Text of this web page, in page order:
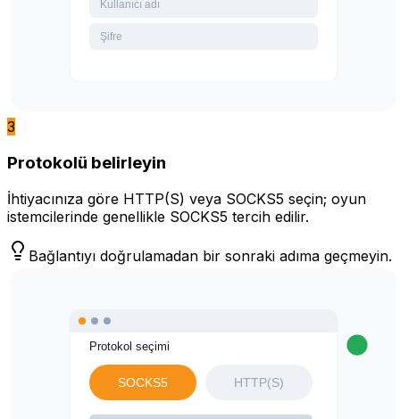
3
Protokolü belirleyin
İhtiyacınıza göre HTTP(S) veya SOCKS5 seçin; oyun
istemcilerinde genellikle SOCKS5 tercih edilir.
Bağlantıyı doğrulamadan bir sonraki adıma geçmeyin.